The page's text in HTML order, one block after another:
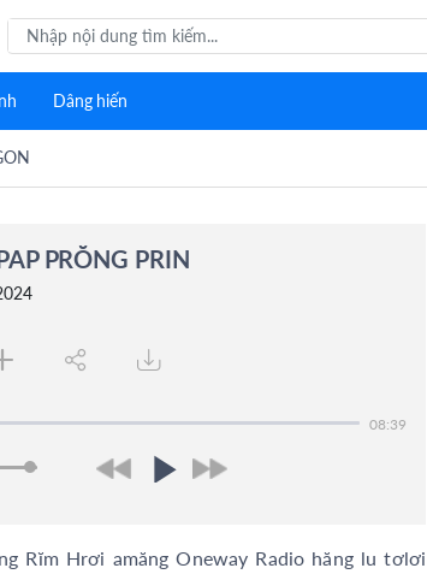
Dâng hiến
PRŎNG PRIN
08:39
Rĭm Hrơi amăng Oneway Radio hăng lu tơlơi